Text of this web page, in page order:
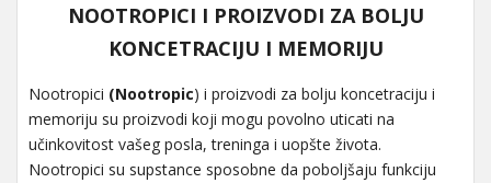
NOOTROPICI I PROIZVODI ZA BOLJU
KONCETRACIJU I MEMORIJU
Nootropici (Nootropic) i proizvodi za bolju koncetraciju i
memoriju su proizvodi koji mogu povolno uticati na
učinkovitost vašeg posla, treninga i uopšte života.
Nootropici su supstance sposobne da poboljšaju funkciju